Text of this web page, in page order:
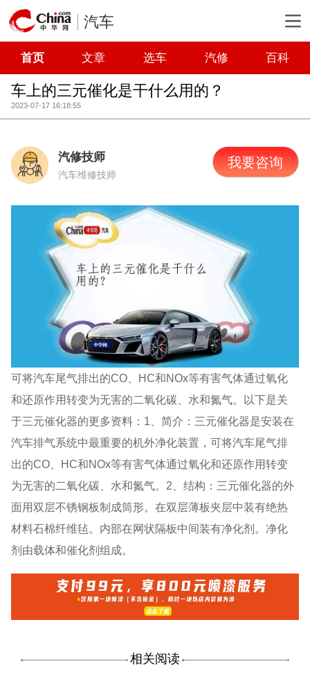
汽车
首页 文章 选车 汽修 百科
车上的三元催化是干什么用的？
2023-07-17 16:18:55
汽修技师
汽车维修技师
我要咨询
可将汽车尾气排出的CO、HC和NOx等有害气体通过氧化
和还原作用转变为无害的二氧化碳、水和氮气。以下是关
于三元催化器的更多资料：1、简介：三元催化器是安装在
汽车排气系统中最重要的机外净化装置，可将汽车尾气排
出的CO、HC和NOx等有害气体通过氧化和还原作用转变
为无害的二氧化碳、水和氮气。2、结构：三元催化器的外
面用双层不锈钢板制成筒形。在双层薄板夹层中装有绝热
材料石棉纤维毡。内部在网状隔板中间装有净化剂。净化
剂由载体和催化剂组成。
相关阅读